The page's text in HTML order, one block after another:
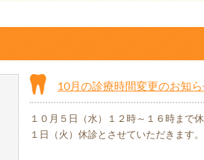
10月の診療時間変更のお知
１０月５日（水）１２時～１６時ま
１日（火）休診とさせていただきます。